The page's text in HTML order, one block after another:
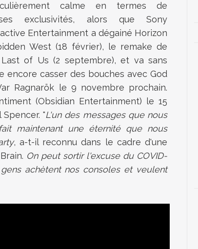
calme en termes de
exclusivités, alors que Sony
Entertainment a dégainé Horizon
West (18 février), le remake de
of Us (2 septembre), et va sans
encore casser des bouches avec God
Ragnarök le 9 novembre prochain.
(Obsidian Entertainment) le 15
"L'un des messages que nous
maintenant une éternité que nous
, a-t-il reconnu dans le cadre d'une
On peut sortir l'excuse du COVID-
achètent nos consoles et veulent